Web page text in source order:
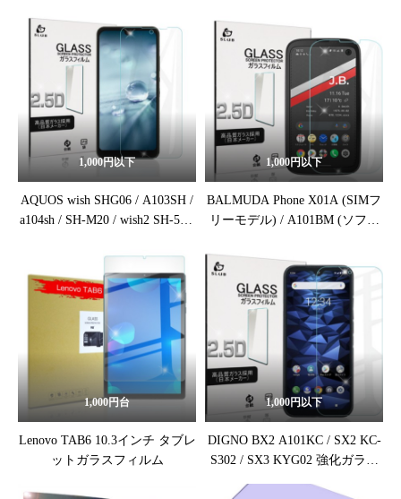
1,000円以下
AQUOS wish SHG06 / A103SH /
a104sh / SH-M20 / wish2 SH-51C
53D 強化ガラス保護フィルム
1,000円以下
BALMUDA Phone X01A (SIMフ
リーモデル) / A101BM (ソフト
フィルム
1,000円台
Lenovo TAB6 10.3インチ タブレ
ットガラスフィルム
1,000円以下
DIGNO BX2 A101KC / SX2 KC-
S302 / SX3 KYG02 強化ガラス